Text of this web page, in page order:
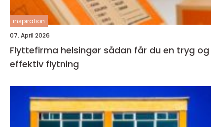
inspiration
07. April 2026
Flyttefirma helsingør sådan får du en tryg og
effektiv flytning